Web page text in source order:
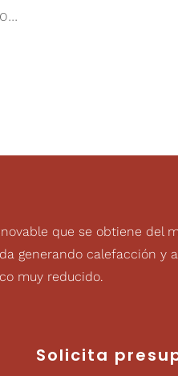
que se obtiene del
generando calefacción y
muy reducido.
Solicita